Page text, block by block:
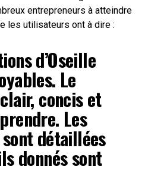
entrepreneurs à atteindre
les utilisateurs ont à dire :
d’Oseille
Le
concis et
Les
détaillées
donnés sont